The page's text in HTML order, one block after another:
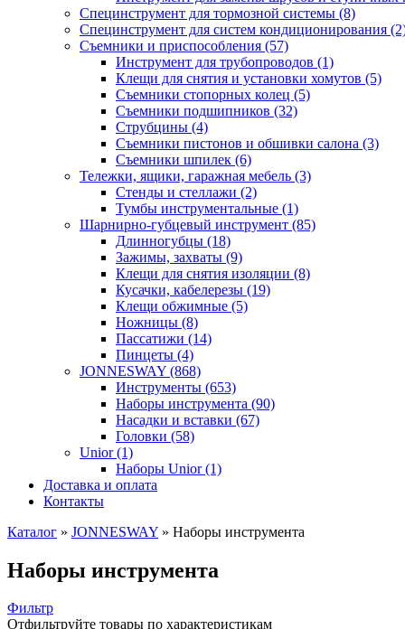
Специнструмент для тормозной системы (8)
Специнструмент для систем кондиционирования
Съемники и приспособления (57)
Инструмент для трубопроводов (1)
Клещи для снятия и установки хомутов (5)
Съемники стопорных колец (5)
Съемники подшипников (32)
Струбцины (4)
Съемники пистонов и обшивки салона (3)
Съемники шпилек (6)
Тележки, ящики, гаражная мебель (3)
Cтенды и стеллажи (2)
Тумбы инструментальные (1)
Шарнирно-губцевый инструмент (85)
Длинногубцы (18)
Зажимы, захваты (9)
Клещи для снятия изоляции (8)
Кусачки, кабелерезы (19)
Клещи обжимные (5)
Ножницы (8)
Пассатижи (14)
Пинцеты (4)
JONNESWAY (868)
Инструменты (653)
Наборы инструмента (90)
Насадки и вставки (67)
Головки (58)
Unior (1)
Наборы Unior (1)
Доставка и оплата
Контакты
Каталог » JONNESWAY » Наборы инструмента
Наборы инструмента
Фильтр
Отфильтруйте товары по характеристикам